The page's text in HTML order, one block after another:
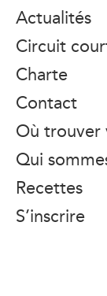
Actualités
Circuit
Charte
Contact
Où trouver
Qui
Recettes
S’inscrire